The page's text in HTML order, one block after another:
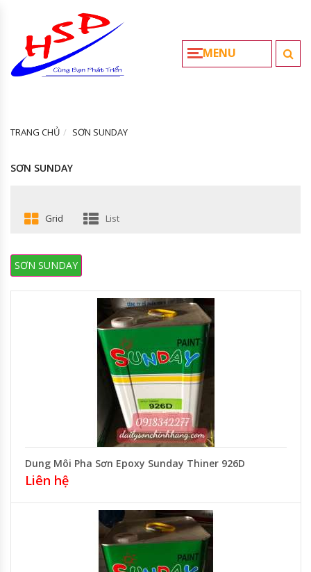
MENU
TRANG CHỦ SƠN SUNDAY
SƠN SUNDAY
Grid List
SƠN SUNDAY
Dung Môi Pha Sơn Epoxy Sunday Thiner 926D
Liên hệ